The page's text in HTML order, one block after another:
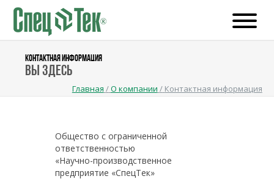
КОНТАКТНАЯ ИНФОРМАЦИЯ
Вы здесь
Главная /О компании / Контактная информация
Общество с ограниченной
ответственностью
«Научно-производственное
предприятие «СпецТек»